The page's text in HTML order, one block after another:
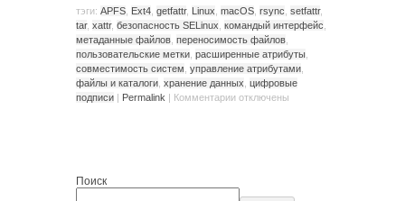
тэги: APFS Ext4 getfattr, Linux macOS rsync setfattr,
tar, xattr, безопасность SELinux командый интерфейс
метаданные файлов переносимость файлов
пользовательские метки расширенные атрибуты
совместимость систем управление атрибутами
файлы и каталоги хранение данных цифровые
подписи | Permalink | Комментарии отключены
Поиск